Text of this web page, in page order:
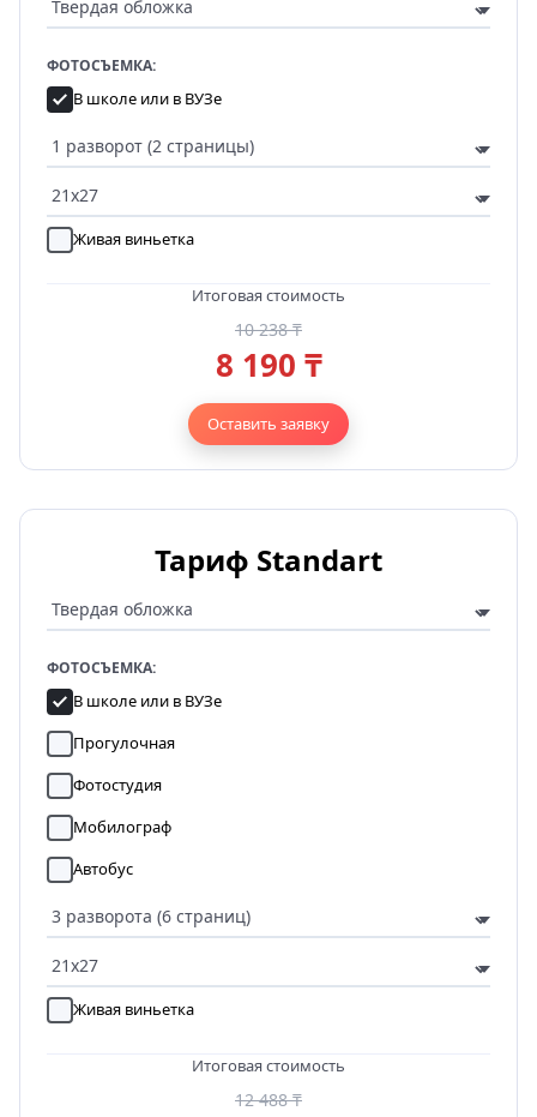
ФОТОСЪЕМКА:
В школе или в ВУЗе
Живая виньетка
Итоговая стоимость
10 238 ₸
8 190 ₸
Оставить заявку
Тариф Standart
ФОТОСЪЕМКА:
В школе или в ВУЗе
Прогулочная
Фотостудия
Мобилограф
Автобус
Живая виньетка
Итоговая стоимость
12 488 ₸